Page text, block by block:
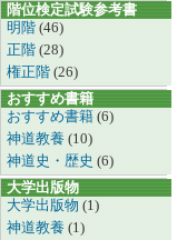
階位検定試験参考書
明階 (46)
正階 (28)
権正階 (26)
おすすめ書籍
おすすめ書籍 (6)
神道教養 (10)
神道史・歴史 (6)
大学出版物
大学出版物 (1)
神道教養 (1)